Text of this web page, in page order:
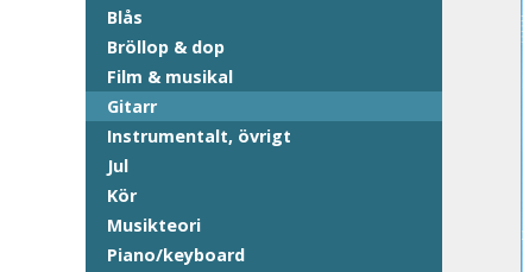
Blås
Bröllop & dop
Film & musikal
Gitarr
Instrumentalt, övrigt
Jul
Kör
Musikteori
Piano/keyboard